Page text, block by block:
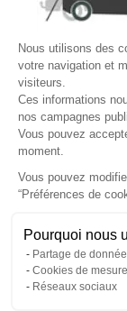
Nous utilisons des
votre navigation et
visiteurs.
Ces informations
nos campagnes
Vous pouvez
moment.
Vous pouvez
“Préférences de
Pourquoi nous
Partage de
Cookies de
Réseaux sociaux
Gérer mes
© Copyright